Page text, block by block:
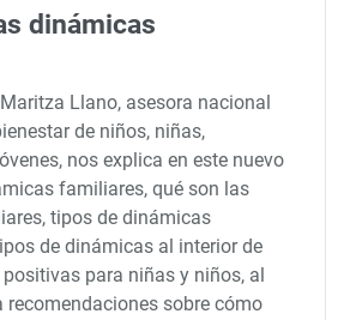
dinámicas
Maritza Llano, asesora nacional
de niños, niñas,
nos explica en este nuevo
familiares, qué son las
tipos de dinámicas
de dinámicas al interior de
para niñas y niños, al
recomendaciones sobre cómo